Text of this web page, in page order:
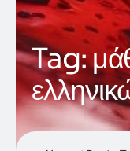
Tag: